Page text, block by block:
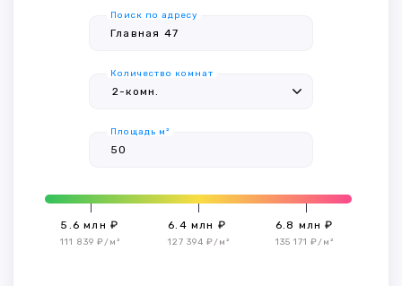
Поиск по адресу
Количество комнат
Площадь м²
5.6 млн ₽
111 839 ₽/м²
6.4 млн ₽
127 394 ₽/м²
6.8 млн ₽
135 171 ₽/м²